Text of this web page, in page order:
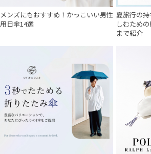
メンズにもおすすめ！かっこいい男性
用日傘14選
夏旅行の
しむため
まで紹介